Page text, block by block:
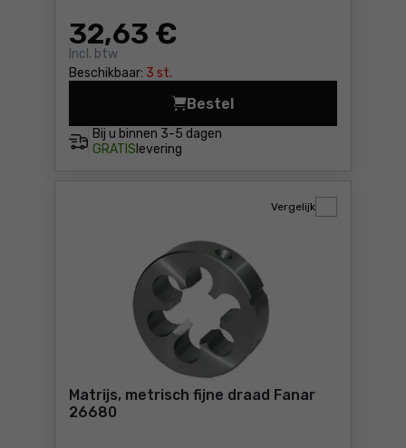
32,63 €
Incl. btw
Beschikbaar: 3 st.
Bij u binnen 3-5 dagen
GRATIS levering
Bestel
Matrijs, metrisch fijne
Matrijs, metrisch fijne draad Fanar
26680
Vergelijk